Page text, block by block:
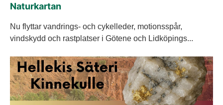
Naturkartan
Nu flyttar vandrings- och cykelleder, motionsspår,
vindskydd och rastplatser i Götene och Lidköpings...